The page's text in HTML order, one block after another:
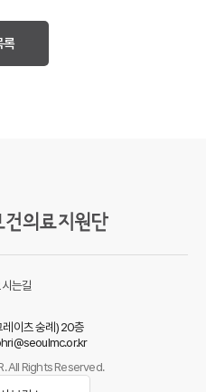
록
는길
이츠 숭례) 20층
All Rights Reserved.